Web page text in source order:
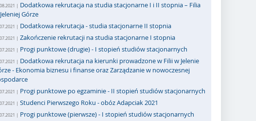
| Dodatkowa rekrutacja na studia stacjonarne I i II stopnia – Filia
Górze
| Dodatkowa rekrutacja - studia stacjonarne II stopnia
| Zakończenie rekrutacji na studia stacjonarne I stopnia
| Progi punktowe (drugie) - I stopień studiów stacjonarnych
| Dodatkowa rekrutacja na kierunki prowadzone w Filii w Jelenie
- Ekonomia biznesu i finanse oraz Zarządzanie w nowoczesnej
| Progi punktowe po egzaminie - II stopień studiów stacjonarnych
| Studenci Pierwszego Roku - obóz Adapciak 2021
| Progi punktowe (pierwsze) - I stopień studiów stacjonarnych